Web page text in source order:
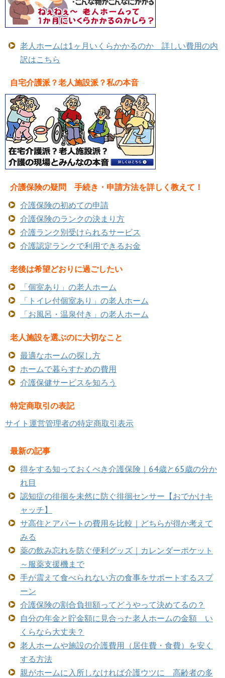
老人ホームは1ヶ月いくらかかるのか 詳しい費用の内
訳はこちら
自宅介護派？老人施設派？私の本音
介護保険の疑問 手続き・申請方法を詳しく教えて！
介護保険の初めての申請
介護保険のランクの決まり方
介護ランク別受けられるサービス
介護認定ランクで利用できるお金
老後は希望どおりに過ごしたい
「個室あり」の老人ホーム
「トイレ付個室あり」の老人ホーム
「お風呂・温泉付き」の老人ホーム
老人施設を選ぶのに大切なこと
最適なホームの探し方
ホームで暮らすための費用
介護保健サービスを知ろう
特定商取引の表記
サイト運営管理者の特定商取引表示
最新の記事
得をする知っておくべき介護保険｜64歳と65歳の分か
れ目
認知症の徘徊を未然に防ぐ徘徊センサー【おでかけキ
ャッチ】
サ高住とアパートの費用を比較｜どちらが得か考えて
みる
薬の飲み忘れを防ぐ便利グッズ｜カレンダーポケット
～服薬支援機まで
手が震えて食べられない方の食事をサポートするスプ
ーン
介護保険の割合負担額ってどうやって決めてるの？
自分の年金と貯金額に見合った老人ホームの金額 い
くらなら大丈夫？
老人ホームや施設の介護費用（居住費・食費）を安く
する方法
親がホームに入所しなければ介護ウツに 高齢者の多